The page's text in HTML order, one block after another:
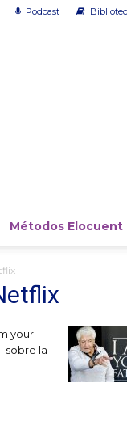
Podcast
Métodos Elocuent
your
sobre la